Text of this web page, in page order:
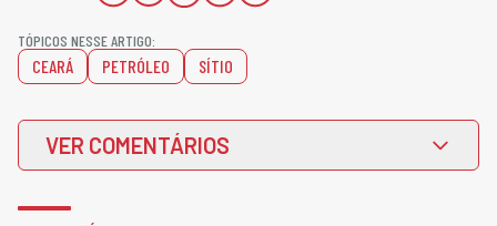
TÓPICOS NESSE ARTIGO:
CEARÁ PETRÓLEO SÍTIO
VER COMENTÁRIOS